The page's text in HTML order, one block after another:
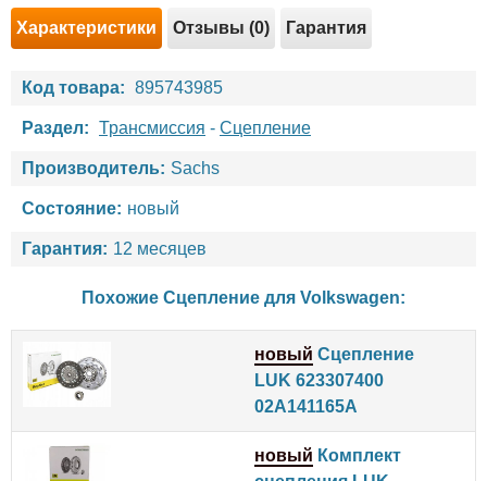
Характеристики Отзывы (0) Гарантия
Код товара: 895743985
Раздел: Трансмиссия - Сцепление
Производитель: Sachs
Состояние: новый
Гарантия: 12 месяцев
Похожие Сцепление для Volkswagen:
новый Сцепление
LUK 623307400
02A141165A
новый Комплект